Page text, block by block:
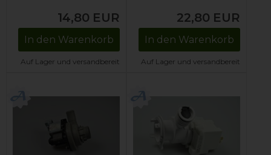
14,80 EUR
In den Warenkorb
Auf Lager und versandbereit
22,80 EUR
In den Warenkorb
Auf Lager und versandbereit